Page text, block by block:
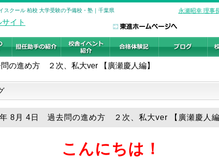
スクール 柏校 大学受験の予備校・塾｜千葉県 永瀬昭幸 理事
の進め方 ２次、私大ver 【廣瀬慶人編】
8月 4日 過去問の進め方 ２次、私大ver 【廣瀬慶人
こんにちは！